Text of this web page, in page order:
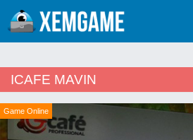
ICAFE MAVIN
Game Online